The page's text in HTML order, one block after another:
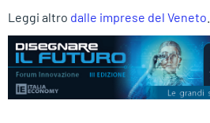
Leggi altro dalle imprese del Veneto